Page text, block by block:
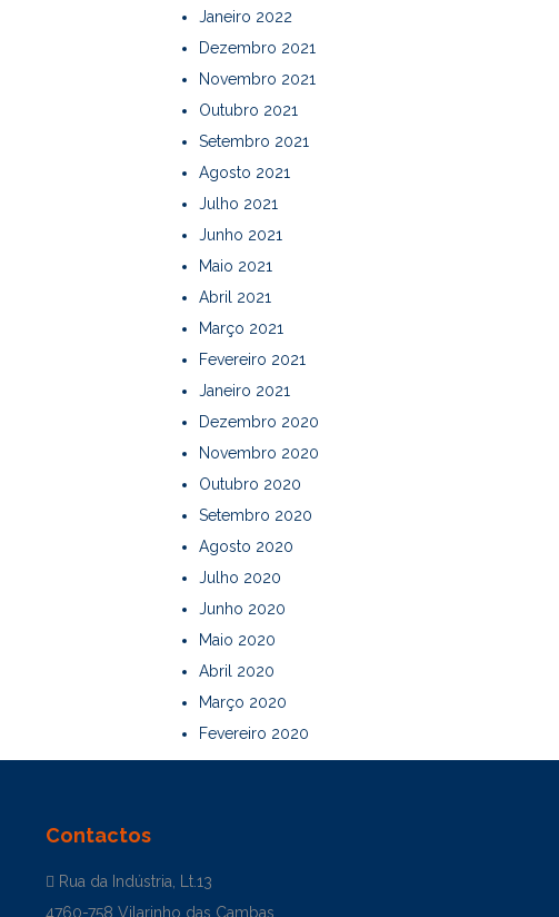
Janeiro 2022
Dezembro 2021
Novembro 2021
Outubro 2021
Setembro 2021
Agosto 2021
Julho 2021
Junho 2021
Maio 2021
Abril 2021
Março 2021
Fevereiro 2021
Janeiro 2021
Dezembro 2020
Novembro 2020
Outubro 2020
Setembro 2020
Agosto 2020
Julho 2020
Junho 2020
Maio 2020
Abril 2020
Março 2020
Fevereiro 2020
Contactos
Rua da Indústria, Lt.13
4760-758 Vilarinho das Cambas